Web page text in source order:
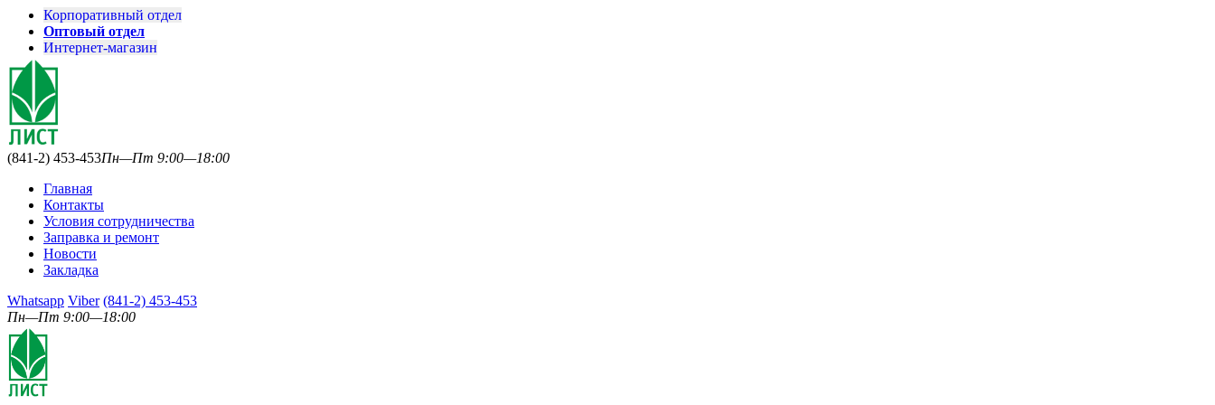
Корпоративный отдел
Оптовый отдел
Интернет-магазин
(841-2) 453-453Пн—Пт 9:00—18:00
Главная
Контакты
Условия сотрудничества
Заправка и ремонт
Новости
Закладка
Whatsapp Viber (841-2) 453-453
Пн—Пт 9:00—18:00